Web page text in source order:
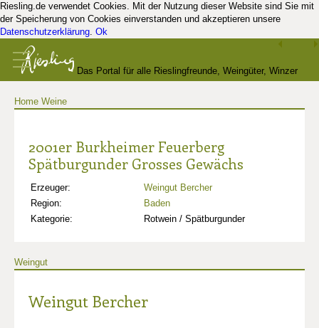
Riesling.de verwendet Cookies. Mit der Nutzung dieser Website sind Sie mit
der Speicherung von Cookies einverstanden und akzeptieren unsere
Datenschutzerklärung. Ok
Das Portal für alle Rieslingfreunde, Weingüter, Winzer
Home Weine
2001er Burkheimer Feuerberg
Spätburgunder Grosses Gewächs
Erzeuger:
Weingut Bercher
Region:
Baden
Kategorie:
Rotwein / Spätburgunder
Weingut
Weingut Bercher